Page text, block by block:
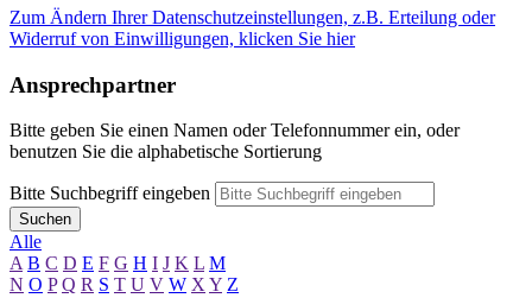
Zum Ändern Ihrer Datenschutzeinstellungen, z.B. Erteilung oder
Widerruf von Einwilligungen, klicken Sie hier
Ansprechpartner
Bitte geben Sie einen Namen oder Telefonnummer ein, oder
benutzen Sie die alphabetische Sortierung
Bitte Suchbegriff eingeben
Suchen
Alle
A B C D E F G H I J K L M
N O P Q R S T U V W XY Z